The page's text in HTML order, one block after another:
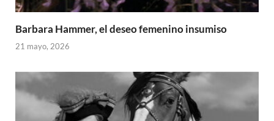
Barbara Hammer, el deseo femenino insumiso
21 mayo, 2026